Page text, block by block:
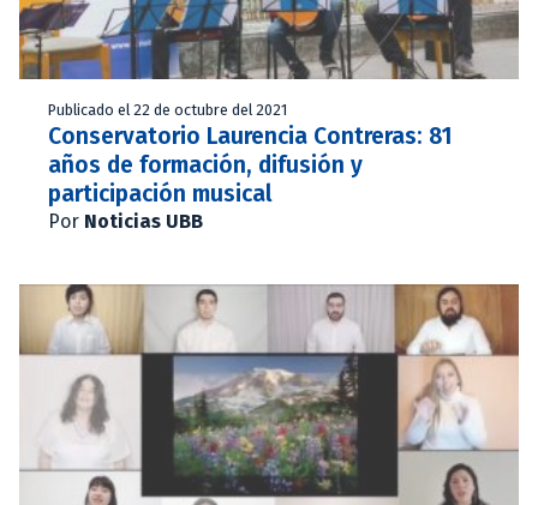
Publicado el 22 de octubre del 2021
Conservatorio Laurencia Contreras: 81
años de formación, difusión y
participación musical
Por Noticias UBB